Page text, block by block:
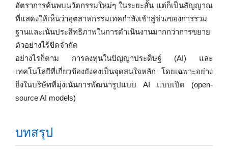
อัตราการค้นพบนวัตกรรมใหม่ๆ ในระยะสั้น แต่ก็เป็นสัญญาณ
ที่แสดงให้เห็นว่าอุตสาหกรรมเทคกำลังเข้าสู่ช่วงของการรวม
ฐานและเน้นประสิทธิภาพในการดำเนินงานมากกว่าการขยาย
ตัวอย่างไร้ขีดจำกัด
อย่างไรก็ตาม การลงทุนในปัญญาประดิษฐ์ (AI) และ
เทคโนโลยีที่เกี่ยวข้องยังคงเป็นจุดสนใจหลัก โดยเฉพาะอย่าง
ยิ่งในบริษัทที่มุ่งเน้นการพัฒนารูปแบบ AI แบบเปิด (open-
source AI models)
บทสรุป